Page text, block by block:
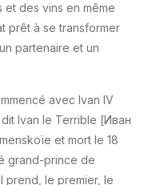
des vins en même
prêt à se transformer
partenaire et un
avec Ivan IV
Ivan le Terrible [Иван
et mort le 18
grand-prince de
prend, le premier, le